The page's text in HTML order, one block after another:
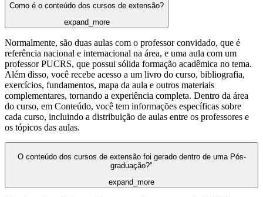
Como é o conteúdo dos cursos de extensão?
expand_more
Normalmente, são duas aulas com o professor convidado, que é
referência nacional e internacional na área, e uma aula com um
professor PUCRS, que possui sólida formação acadêmica no tema.
Além disso, você recebe acesso a um livro do curso, bibliografia,
exercícios, fundamentos, mapa da aula e outros materiais
complementares, tornando a experiência completa. Dentro da área
do curso, em Conteúdo, você tem informações específicas sobre
cada curso, incluindo a distribuição de aulas entre os professores e
os tópicos das aulas.
O conteúdo dos cursos de extensão foi gerado dentro de uma Pós-
graduação?"
expand_more